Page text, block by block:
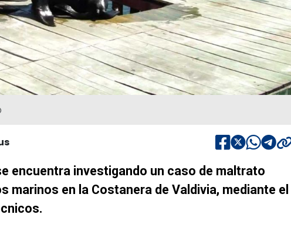
encuentra investigando un caso de maltrato
marinos en la Costanera de Valdivia, mediante el